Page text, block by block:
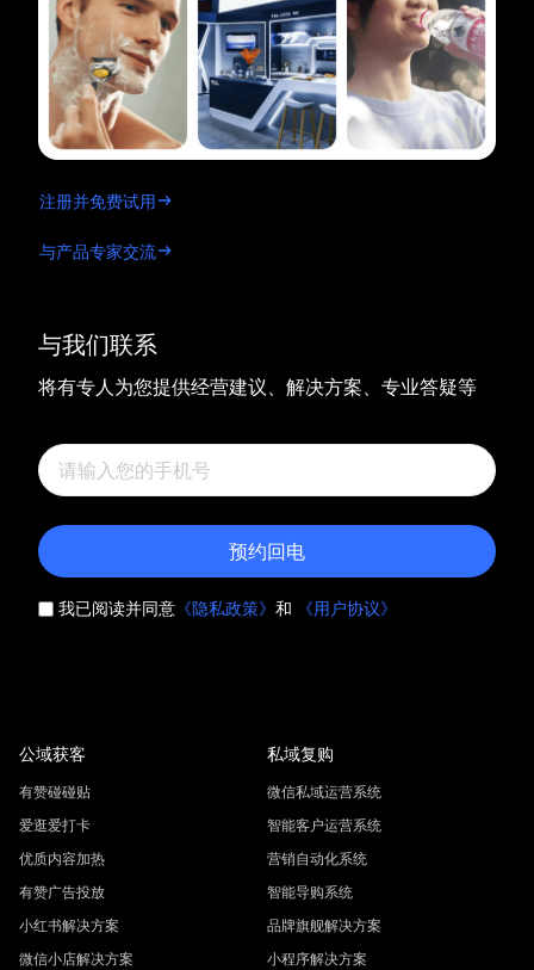
与我们联系
将有专人为您提供经营建议、解决方案、专业答疑等
预约回电
我已阅读并同意 《隐私政策》 和 《用户协议》
注册并免费试用
与产品专家交流
公域获客
有赞碰碰贴
爱逛爱打卡
优质内容加热
有赞广告投放
小红书解决方案
微信小店解决方案
私域复购
微信私域运营系统
智能客户运营系统
营销自动化系统
智能导购系统
品牌旗舰解决方案
小程序解决方案